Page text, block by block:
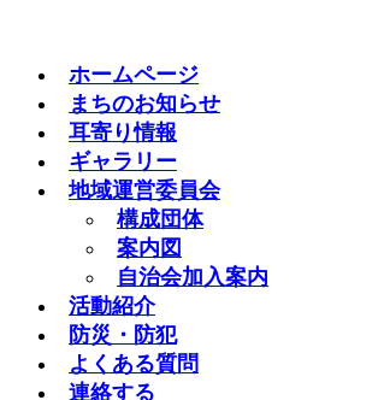
ホームページ
まちのお知らせ
耳寄り情報
ギャラリー
地域運営委員会
構成団体
案内図
自治会加入案内
活動紹介
防災・防犯
よくある質問
連絡する